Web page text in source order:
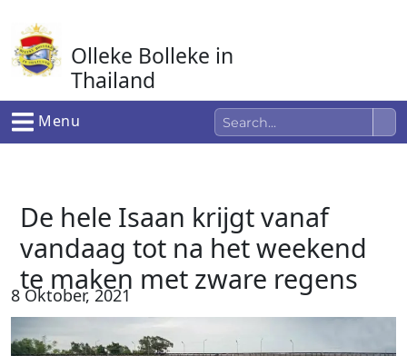
naar
de
inhoud
Olleke Bolleke in
Thailand
In Thailand
Menu
De hele Isaan krijgt vanaf
vandaag tot na het weekend
te maken met zware regens
8 Oktober, 2021